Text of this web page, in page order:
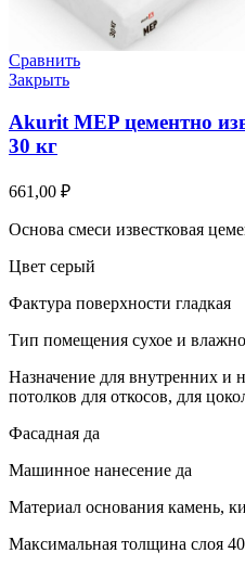
Сравнить
Закрыть
Akurit MEP цементно
30 кг
661,00 ₽
Основа смеси известковая
Цвет серый
Фактура поверхности гладкая
Тип помещения сухое и
Назначение для внутренних и
потолков для откосов, для
Фасадная да
Машинное нанесение да
Материал основания камень,
Максимальная толщина слоя